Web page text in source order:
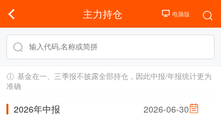
主力持仓
基金在一、三季报不披露全部持仓，因此中报/年报统计更为
准确
2026年中报 2026-06-30